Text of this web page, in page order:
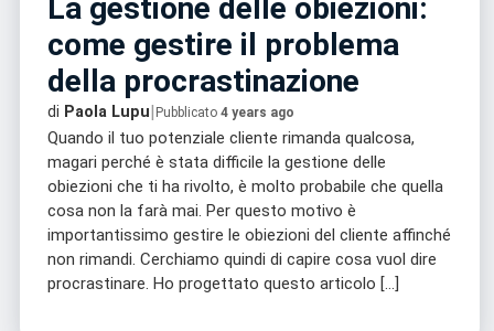
La gestione delle obiezioni:
come gestire il problema
della procrastinazione
di Paola Lupu| Pubblicato 4 years ago
Quando il tuo potenziale cliente rimanda qualcosa,
magari perché è stata difficile la gestione delle
obiezioni che ti ha rivolto, è molto probabile che quella
cosa non la farà mai. Per questo motivo è
importantissimo gestire le obiezioni del cliente affinché
non rimandi. Cerchiamo quindi di capire cosa vuol dire
procrastinare. Ho progettato questo articolo […]